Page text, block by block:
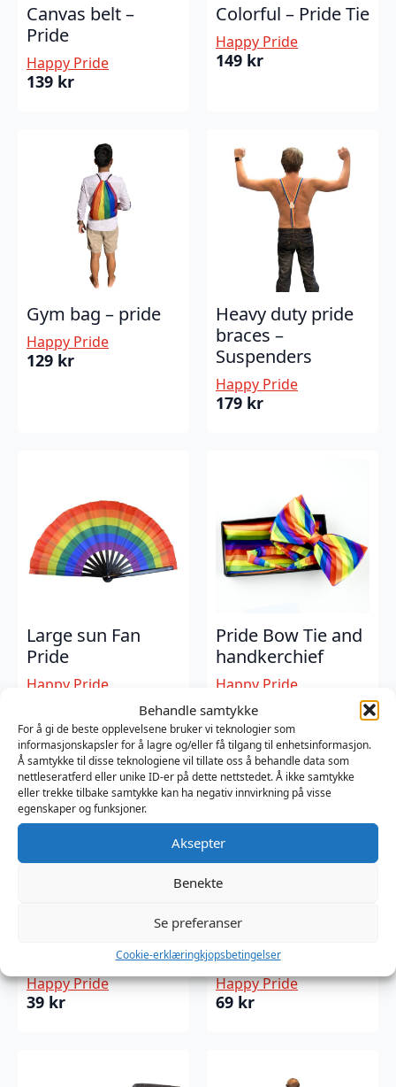
Behandle samtykke
For å gi de beste opplevelsene bruker vi teknologier som
informasjonskapsler for å lagre og/eller få tilgang til enhetsinformasjon.
Å samtykke til disse teknologiene vil tillate oss å behandle data som
nettleseratferd eller unike ID-er på dette nettstedet. Å ikke samtykke
eller trekke tilbake samtykke kan ha negativ innvirkning på visse
egenskaper og funksjoner.
Aksepter
Benekte
Se preferanser
Cookie-erklæringkjopsbetingelser
Canvas belt –
Pride
Happy Pride
139 kr
Colorful – Pride Tie
Happy Pride
149 kr
Gym bag – pride
Happy Pride
129 kr
Heavy duty pride
braces –
Suspenders
Happy Pride
179 kr
Large sun Fan
Pride
Happy Pride
Pride Bow Tie and
handkerchief
Happy Pride
159
Pride Bracelet in
elastic ribbon
Happy Pride
39 kr
Pride shoe laces
120 cm long
Happy Pride
69 kr